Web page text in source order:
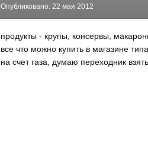
Опубликовано: 22 мая 2012
продукты - крупы, консервы,
все что можно купить в магазине
на счет газа, думаю переходник